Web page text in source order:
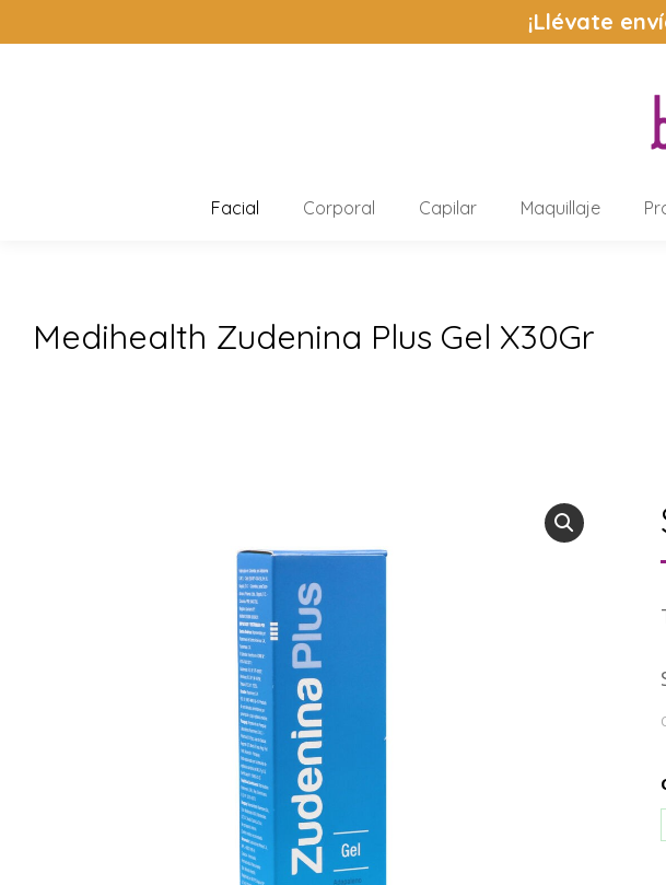
¡Llévate
Facial Corporal Capilar Maquillaje
Medihealth Zudenina Plus Gel X30Gr